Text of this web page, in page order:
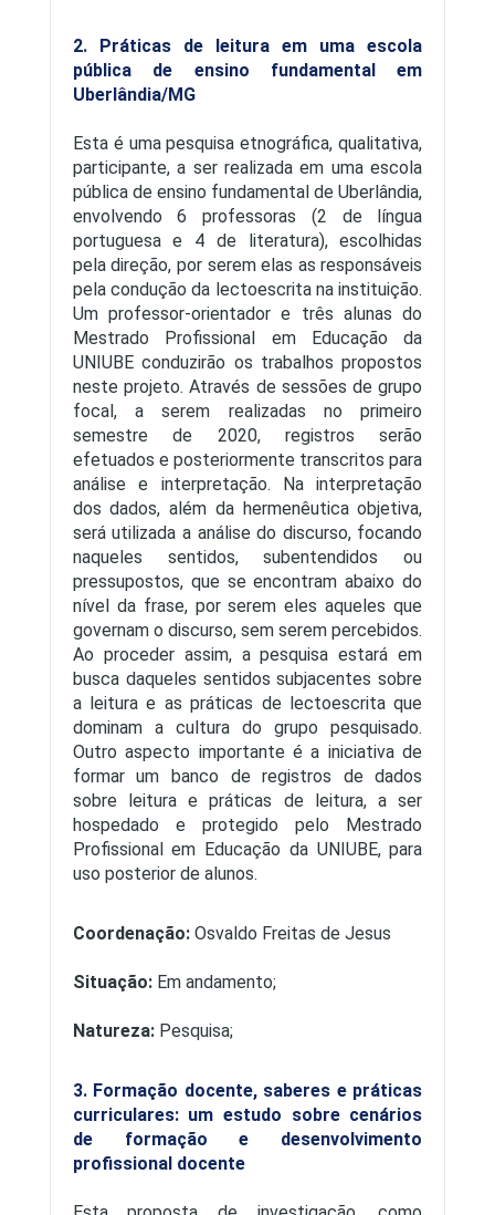
2. Práticas de leitura em uma escola
pública de ensino fundamental em
Uberlândia/MG
Esta é uma pesquisa etnográfica, qualitativa,
participante, a ser realizada em uma escola
pública de ensino fundamental de Uberlândia,
envolvendo 6 professoras (2 de língua
portuguesa e 4 de literatura), escolhidas
pela direção, por serem elas as responsáveis
pela condução da lectoescrita na instituição.
Um professor-orientador e três alunas do
Mestrado Profissional em Educação da
UNIUBE conduzirão os trabalhos propostos
neste projeto. Através de sessões de grupo
focal, a serem realizadas no primeiro
semestre de 2020, registros serão
efetuados e posteriormente transcritos para
análise e interpretação. Na interpretação
dos dados, além da hermenêutica objetiva,
será utilizada a análise do discurso, focando
naqueles sentidos, subentendidos ou
pressupostos, que se encontram abaixo do
nível da frase, por serem eles aqueles que
governam o discurso, sem serem percebidos.
Ao proceder assim, a pesquisa estará em
busca daqueles sentidos subjacentes sobre
a leitura e as práticas de lectoescrita que
dominam a cultura do grupo pesquisado.
Outro aspecto importante é a iniciativa de
formar um banco de registros de dados
sobre leitura e práticas de leitura, a ser
hospedado e protegido pelo Mestrado
Profissional em Educação da UNIUBE, para
uso posterior de alunos.
Coordenação:Osvaldo Freitas de Jesus
Situação:Em andamento;
Natureza:Pesquisa;
3. Formação docente, saberes e práticas
curriculares: um estudo sobre cenários
de formação e desenvolvimento
profissional docente